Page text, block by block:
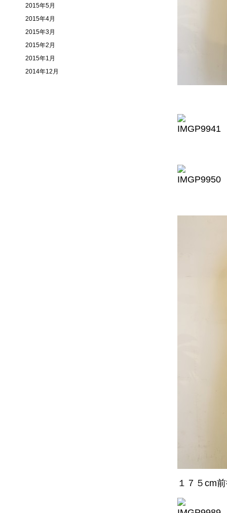
１７５cm
2015年5月
2015年4月
2015年3月
2015年2月
2015年1月
2014年12月